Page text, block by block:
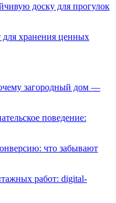
доску для прогулок
для хранения ценных
загородный дом —
поведение:
что забывают
работ: digital-